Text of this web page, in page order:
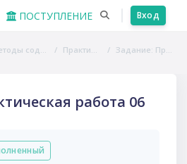
ПОСТУПЛЕНИЕ Вход
МДК.01.01 Методы содержания собак и ухода за ними Практические занятия Задание: Практическая работа 06
работа 06